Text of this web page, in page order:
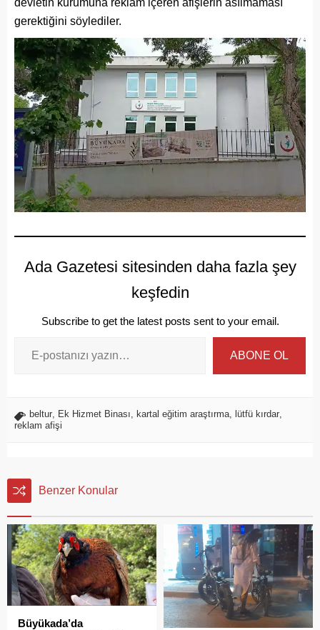
gerektiğini söylediler.
Ada Gazetesi sitesinden daha fazla şey
keşfedin
Subscribe to get the latest posts sent to your email.
ABONE OL
beltur Ek Hizmet Binası kartal eğitim araştırma lütfü kırdar
reklam afişi
Benzer Konular
Büyükada’da